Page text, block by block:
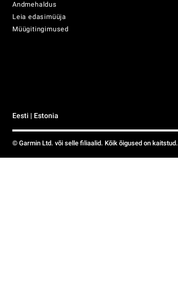
Andmehaldus
Leia edasimüüja
Müügitingimused
Eesti | Estonia
© Garmin Ltd. või selle filiaalid. Kõik õigused on kaitstud.